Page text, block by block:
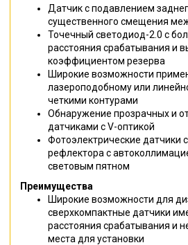
Датчик с подавлением
существенного смещения
Точечный светодиод-2.0 с
расстояния срабатывания и
коэффициентом резерва
Широкие возможности
лазероподобному или
четкими контурами
Обнаружение прозрачных и
датчиками с V-оптикой
Фотоэлектрические датчики
рефлектора с
световым пятном
Преимущества
Широкие возможности для
сверхкомпактные датчики
расстояния срабатывания и
места для установки